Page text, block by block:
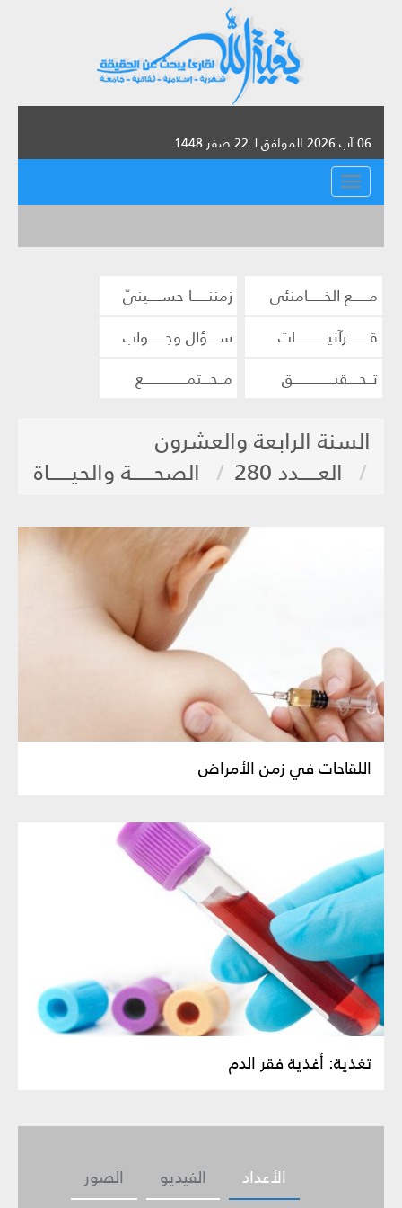
06 آب 2026 الموافق لـ 22 صفر 1448
القائمة
مــــــع الخــــــامنئي
زمننــــــا حســـــينيّ
قــــــــرآنيــــــــــــات
ســــؤال وجــــــواب
تــحــــقيـــــــــــــــق
مــجـــتمــــــــــــــــع
السنة الرابعة والعشرون
العـــــدد 280
الصحــــــة والحيــــــاة
اللقاحات في زمن الأمراض
تغذية: أغذية فقر الدم
الصور الفيديو الأعداد